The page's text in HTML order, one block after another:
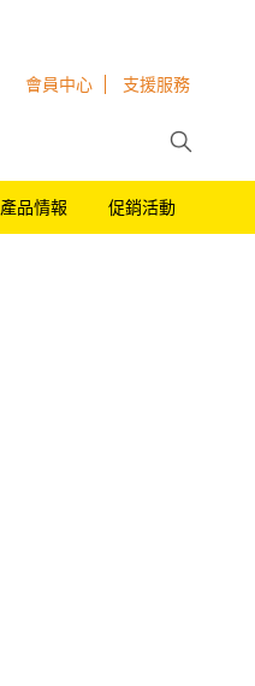
會員中心 支援服務
產品情報 促銷活動